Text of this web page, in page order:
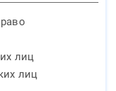
лиц
лиц